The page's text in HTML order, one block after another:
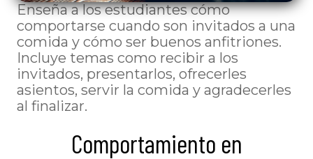
Enseña a los estudiantes cómo
comportarse cuando son invitados a una
comida y cómo ser buenos anfitriones.
Incluye temas como recibir a los
invitados, presentarlos, ofrecerles
asientos, servir la comida y agradecerles
al finalizar.
Comportamiento en